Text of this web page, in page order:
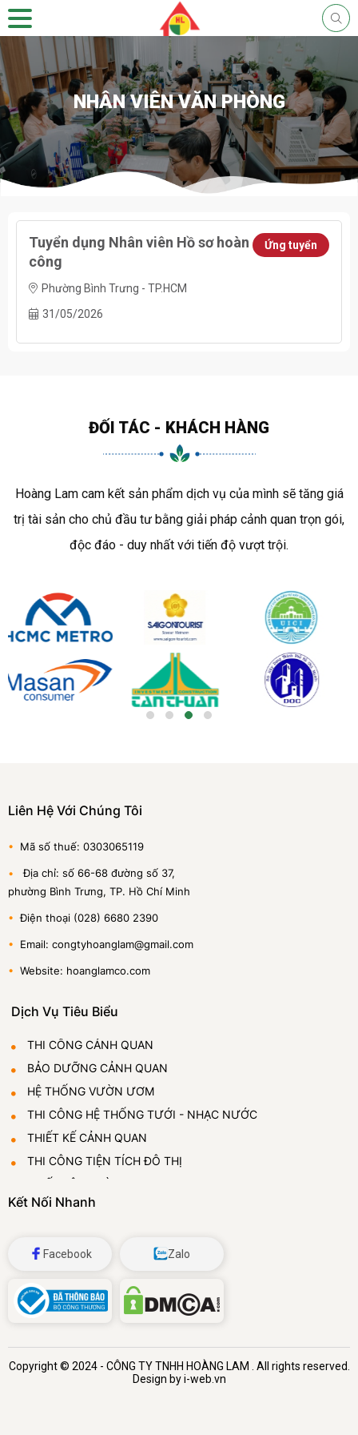
NHÂN VIÊN VĂN PHÒNG
Tuyển dụng Nhân viên Hồ sơ hoàn
công
Phường Bình Trưng - TP.HCM
31/05/2026
Ứng tuyển
ĐỐI TÁC - KHÁCH HÀNG
Hoàng Lam cam kết sản phẩm dịch vụ của mình sẽ tăng giá
trị tài sản cho chủ đầu tư bằng giải pháp cảnh quan trọn gói,
độc đáo - duy nhất với tiến độ vượt trội.
Liên Hệ Với Chúng Tôi
• Mã số thuế: 0303065119
• Địa chỉ: số 66-68 đường số 37,
phường Bình Trưng, TP. Hồ Chí Minh
• Điện thoại (028) 6680 2390
• Email: congtyhoanglam@gmail.com
• Website: hoanglamco.com
Dịch Vụ Tiêu Biểu
THI CÔNG CẢNH QUAN
BẢO DƯỠNG CẢNH QUAN
HỆ THỐNG VƯỜN ƯƠM
THI CÔNG HỆ THỐNG TƯỚI - NHẠC NƯỚC
THIẾT KẾ CẢNH QUAN
THI CÔNG TIỆN TÍCH ĐÔ THỊ
CUNG CẤP VÀ CHO THUÊ CÂY CẢNH
Kết Nối Nhanh
Facebook Zalo
Copyright © 2024 - CÔNG TY TNHH HOÀNG LAM . All rights reserved.
Design by i-web.vn